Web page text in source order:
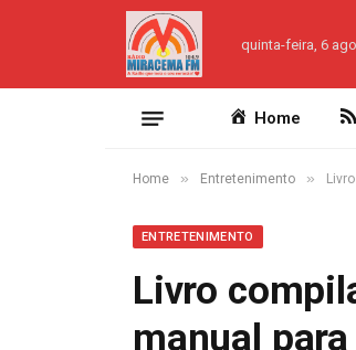
quinta-feira, 6
Home
Home » Entretenimento »
ENTRETENIMENTO
Livro
manual